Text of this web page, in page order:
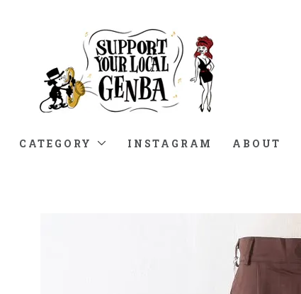
CATEGORY INSTAGRAM ABOUT